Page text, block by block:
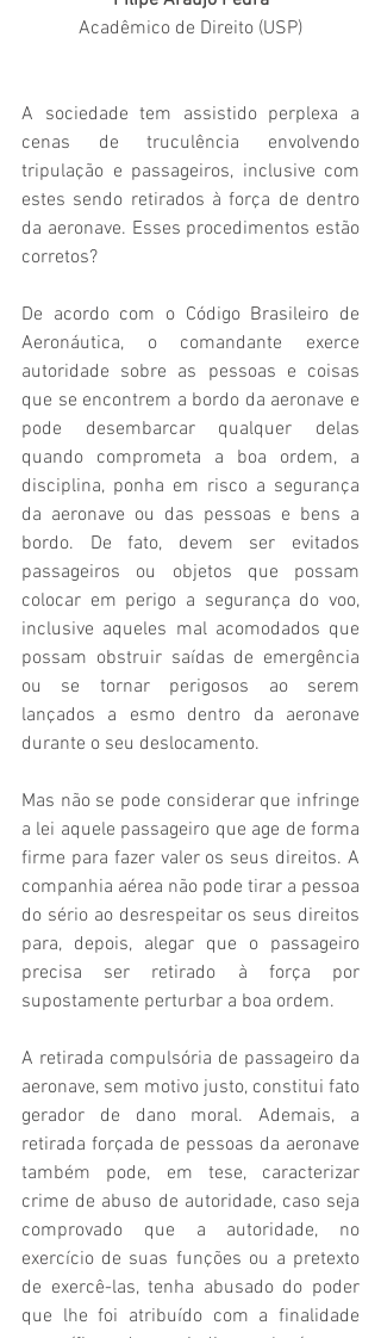
Acadêmico de Direito (USP)
A sociedade tem assistido perplexa a
cenas de truculência envolvendo
tripulação e passageiros, inclusive com
estes sendo retirados à força de dentro
da aeronave. Esses procedimentos estão
corretos?
De acordo com o Código Brasileiro de
Aeronáutica, o comandante exerce
autoridade sobre as pessoas e coisas
que se encontrem a bordo da aeronave e
pode desembarcar qualquer delas
quando comprometa a boa ordem, a
disciplina, ponha em risco a segurança
da aeronave ou das pessoas e bens a
bordo. De fato, devem ser evitados
passageiros ou objetos que possam
colocar em perigo a segurança do voo,
inclusive aqueles mal acomodados que
possam obstruir saídas de emergência
ou se tornar perigosos ao serem
lançados a esmo dentro da aeronave
durante o seu deslocamento.
Mas não se pode considerar que infringe
a lei aquele passageiro que age de forma
firme para fazer valer os seus direitos. A
companhia aérea não pode tirar a pessoa
do sério ao desrespeitar os seus direitos
para, depois, alegar que o passageiro
precisa ser retirado à força por
supostamente perturbar a boa ordem.
A retirada compulsória de passageiro da
aeronave, sem motivo justo, constitui fato
gerador de dano moral. Ademais, a
retirada forçada de pessoas da aeronave
também pode, em tese, caracterizar
crime de abuso de autoridade, caso seja
comprovado que a autoridade, no
exercício de suas funções ou a pretexto
de exercê-las, tenha abusado do poder
que lhe foi atribuído com a finalidade